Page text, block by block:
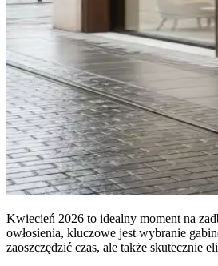
Kwiecień 2026 to idealny moment na
owłosienia, kluczowe jest wybranie
zaoszczędzić czas, ale także skutecznie